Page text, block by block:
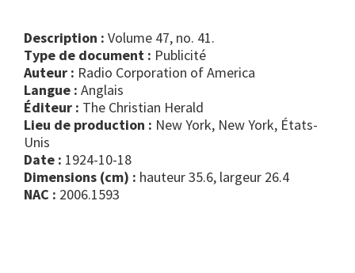
Description : Volume 47, no. 41.
Type de document :
publicité
Auteur : Radio Corporation of America
Langue : Anglais
Éditeur : The Christian Herald
Lieu de production : New York, New York, États-
Unis
Date : 1924-10-18
Dimensions (cm) : hauteur 35.6, largeur 26.4
NAC : 2006.1593